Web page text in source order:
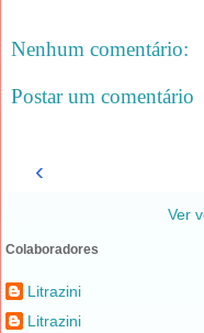
Nenhum comentário:
Postar um comentário
‹
Ver
Colaboradores
Litrazini
Litrazini